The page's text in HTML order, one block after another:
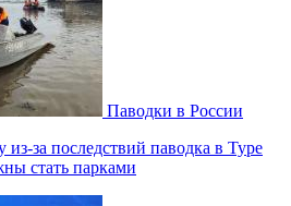
Паводки в России
из-за последствий паводка в Туре
стать парками